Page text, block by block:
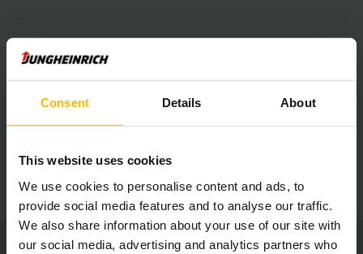
Consent Details About
This website uses cookies
We use cookies to personalise content and ads, to
provide social media features and to analyse our traffic.
We also share information about your use of our site with
our social media, advertising and analytics partners who
Construction robuste
Poste de travail ergonomique